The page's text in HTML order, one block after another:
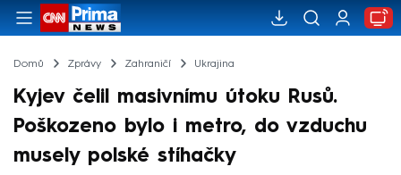
Domů Zprávy Zahraničí Ukrajina
Kyjev čelil masivnímu útoku Rusů.
Poškozeno bylo i metro, do vzduchu
musely polské stíhačky